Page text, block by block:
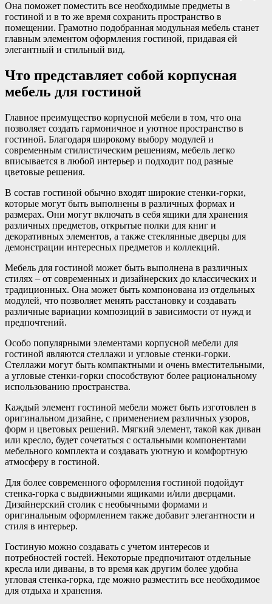
Она поможет поместить все необходимые предметы в
гостиной и в то же время сохранить пространство в
помещении. Грамотно подобранная модульная мебель станет
главным элементом оформления гостиной, придавая ей
элегантный и стильный вид.
Что представляет собой корпусная
мебель для гостиной
Главное преимущество корпусной мебели в том, что она
позволяет создать гармоничное и уютное пространство в
гостиной. Благодаря широкому выбору модулей и
современным стилистическим решениям, мебель легко
вписывается в любой интерьер и подходит под разные
цветовые решения.
В состав гостиной обычно входят широкие стенки-горки,
которые могут быть выполнены в различных формах и
размерах. Они могут включать в себя ящики для хранения
различных предметов, открытые полки для книг и
декоративных элементов, а также стеклянные дверцы для
демонстрации интересных предметов и коллекций.
Мебель для гостиной может быть выполнена в различных
стилях – от современных и дизайнерских до классических и
традиционных. Она может быть компонована из отдельных
модулей, что позволяет менять расстановку и создавать
различные вариации композиций в зависимости от нужд и
предпочтений.
Особо популярными элементами корпусной мебели для
гостиной являются стеллажи и угловые стенки-горки.
Стеллажи могут быть компактными и очень вместительными,
а угловые стенки-горки способствуют более рациональному
использованию пространства.
Каждый элемент гостиной мебели может быть изготовлен в
оригинальном дизайне, с применением различных узоров,
форм и цветовых решений. Мягкий элемент, такой как диван
или кресло, будет сочетаться с остальными компонентами
мебельного комплекта и создавать уютную и комфортную
атмосферу в гостиной.
Для более современного оформления гостиной подойдут
стенка-горка с выдвижными ящиками и/или дверцами.
Дизайнерский столик с необычными формами и
оригинальным оформлением также добавит элегантности и
стиля в интерьер.
Гостиную можно создавать с учетом интересов и
потребностей гостей. Некоторые предпочитают отдельные
кресла или диваны, в то время как другим более удобна
угловая стенка-горка, где можно разместить все необходимое
для отдыха и хранения.